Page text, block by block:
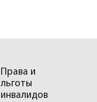
Права и
льготы
инвалидов